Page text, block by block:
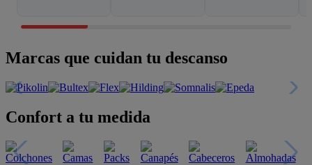
Marcas que cuidan tu descanso
Confort a tu medida